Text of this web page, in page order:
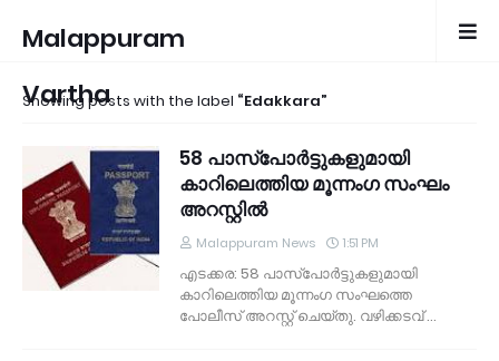
Malappuram
Vartha
Showing posts with the label Edakkara
58 പാസ്‌പോര്‍ട്ടുകളുമായി
കാറിലെത്തിയ മൂന്നംഗ സംഘം
അറസ്റ്റില്‍
Malappuram News 1:51 PM
എടക്കര: 58 പാസ്‌പോര്‍ട്ടുകളുമായി
കാറിലെത്തിയ മൂന്നംഗ സംഘത്തെ
പോലീസ് അറസ്റ്റ് ചെയ്തു. വഴിക്കടവ് …